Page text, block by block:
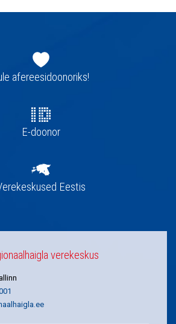
afereesidoonoriks!
E-doonor
Eestis
verekeskus